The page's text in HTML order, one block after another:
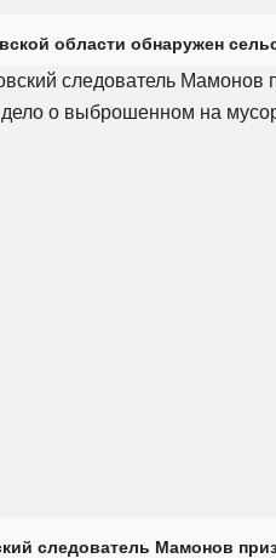
области обнаружен
следователь Мамонов